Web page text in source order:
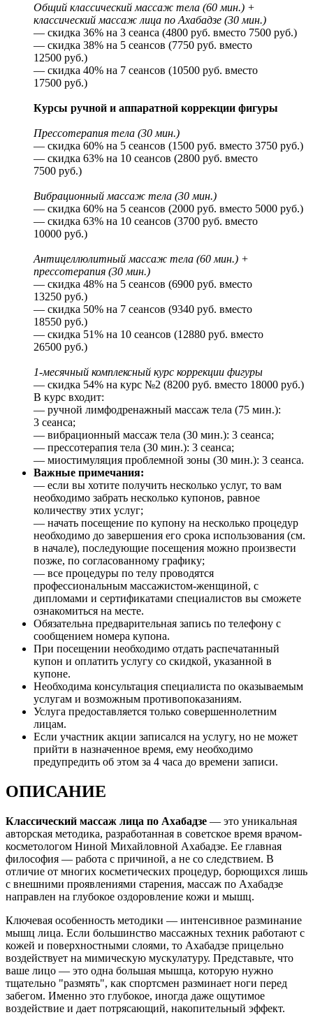
Общий классический массаж тела (60 мин.) +
классический массаж лица по Ахабадзе (30 мин.)
— скидка 36% на 3 сеанса (4800 руб. вместо 7500 руб.)
— скидка 38% на 5 сеансов (7750 руб. вместо
12500 руб.)
— скидка 40% на 7 сеансов (10500 руб. вместо
17500 руб.)
Курсы ручной и аппаратной коррекции фигуры
Прессотерапия тела (30 мин.)
— скидка 60% на 5 сеансов (1500 руб. вместо 3750 руб.)
— скидка 63% на 10 сеансов (2800 руб. вместо
7500 руб.)
Вибрационный массаж тела (30 мин.)
— скидка 60% на 5 сеансов (2000 руб. вместо 5000 руб.)
— скидка 63% на 10 сеансов (3700 руб. вместо
10000 руб.)
Антицеллюлитный массаж тела (60 мин.) +
прессотерапия (30 мин.)
— скидка 48% на 5 сеансов (6900 руб. вместо
13250 руб.)
— скидка 50% на 7 сеансов (9340 руб. вместо
18550 руб.)
— скидка 51% на 10 сеансов (12880 руб. вместо
26500 руб.)
1-месячный комплексный курс коррекции фигуры
— скидка 54% на курс №2 (8200 руб. вместо 18000 руб.)
В курс входит:
— ручной лимфодренажный массаж тела (75 мин.):
3 сеанса;
— вибрационный массаж тела (30 мин.): 3 сеанса;
— прессотерапия тела (30 мин.): 3 сеанса;
— миостимуляция проблемной зоны (30 мин.): 3 сеанса.
Важные примечания:
— если вы хотите получить несколько услуг, то вам
необходимо забрать несколько купонов, равное
количеству этих услуг;
— начать посещение по купону на несколько процедур
необходимо до завершения его срока использования (см.
в начале), последующие посещения можно произвести
позже, по согласованному графику;
— все процедуры по телу проводятся
профессиональным массажистом-женщиной, с
дипломами и сертификатами специалистов вы сможете
ознакомиться на месте.
Обязательна предварительная запись по телефону с
сообщением номера купона.
При посещении необходимо отдать распечатанный
купон и оплатить услугу со скидкой, указанной в
купоне.
Необходима консультация специалиста по оказываемым
услугам и возможным противопоказаниям.
Услуга предоставляется только совершеннолетним
лицам.
Если участник акции записался на услугу, но не может
прийти в назначенное время, ему необходимо
предупредить об этом за 4 часа до времени записи.
ОПИСАНИЕ
Классический массаж лица по Ахабадзе — это уникальная
авторская методика, разработанная в советское время врачом-
косметологом Ниной Михайловной Ахабадзе. Ее главная
философия — работа с причиной, а не со следствием. В
отличие от многих косметических процедур, борющихся лишь
с внешними проявлениями старения, массаж по Ахабадзе
направлен на глубокое оздоровление кожи и мышц.
Ключевая особенность методики — интенсивное разминание
мышц лица. Если большинство массажных техник работают с
кожей и поверхностными слоями, то Ахабадзе прицельно
воздействует на мимическую мускулатуру. Представьте, что
ваше лицо — это одна большая мышца, которую нужно
тщательно "размять", как спортсмен разминает ноги перед
забегом. Именно это глубокое, иногда даже ощутимое
воздействие и дает потрясающий, накопительный эффект.